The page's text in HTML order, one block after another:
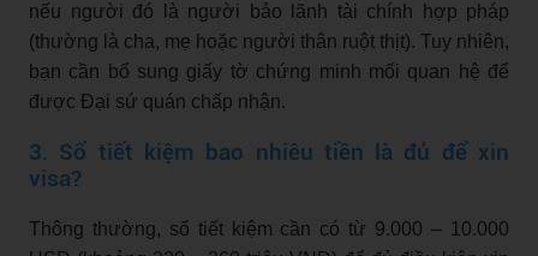
nếu người đó là người bảo lãnh tài chính hợp pháp
(thường là cha, mẹ hoặc người thân ruột thịt). Tuy nhiên,
bạn cần bổ sung giấy tờ chứng minh mối quan hệ để
được Đại sứ quán chấp nhận.
3. Sổ tiết kiệm bao nhiêu tiền là đủ để xin
visa?
Thông thường, sổ tiết kiệm cần có từ 9.000 – 10.000